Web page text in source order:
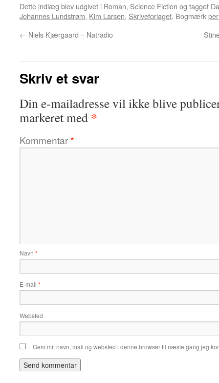
Dette indlæg blev udgivet i Roman, Science Fiction og tagget
Johannes Lundstrøm, Kim Larsen, Skriveforlaget. Bogmærk
← Niels Kjærgaard – Natradio
Skriv et svar
Din e-mailadresse vil ikke blive
markeret med *
Kommentar*
Navn *
E-mail *
Websted
Gem mit navn, mail og websted i denne browser til næste gang jeg